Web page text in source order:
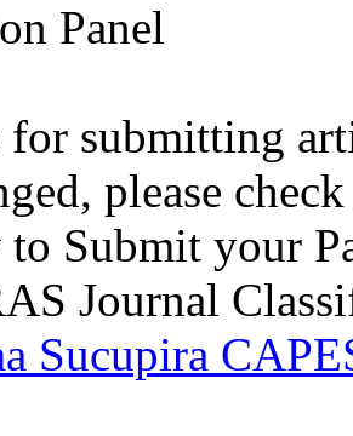
Panel
for submitting
please
Submit your
Journal
Sucupira